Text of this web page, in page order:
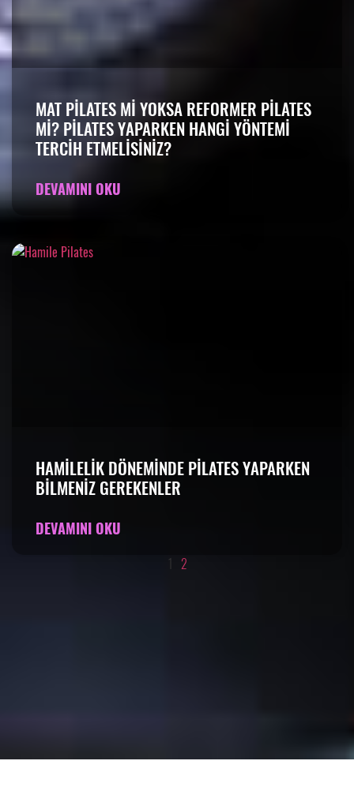
MAT PILATES MI YOKSA REFORMER PILATES
MI? PILATES YAPARKEN HANGI YÖNTEMI
TERCIH ETMELISINIZ?
DEVAMINI OKU
HAMILELIK DÖNEMINDE PILATES YAPARKEN
BILMENIZ GEREKENLER
DEVAMINI OKU
1 2